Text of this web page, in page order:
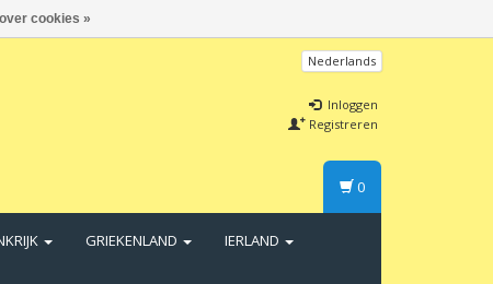
Nederlands
Inloggen
Registreren
GRIEKENLAND IERLAND
0
cookies »